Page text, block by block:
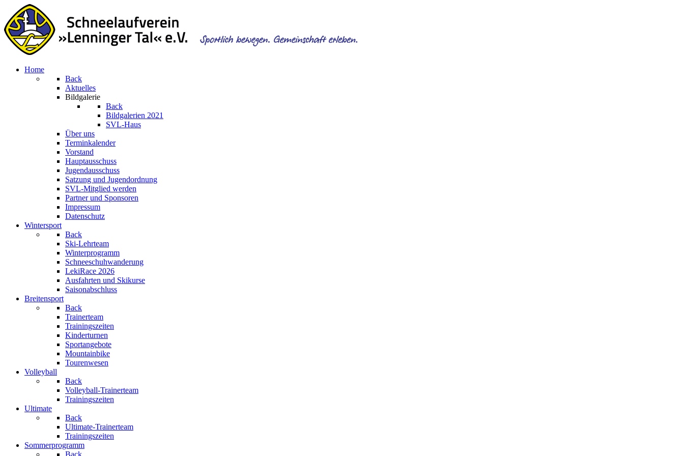
Home
Back
Aktuelles
Bildgalerie
Back
Bildgalerien 2021
SVL-Haus
Über uns
Terminkalender
Vorstand
Hauptausschuss
Jugendausschuss
Satzung und Jugendordnung
SVL-Mitglied werden
Partner und Sponsoren
Impressum
Datenschutz
Wintersport
Back
Ski-Lehrteam
Winterprogramm
Schneeschuhwanderung
LekiRace 2026
Ausfahrten und Skikurse
Saisonabschluss
Breitensport
Back
Trainerteam
Trainingszeiten
Kinderturnen
Sportangebote
Mountainbike
Tourenwesen
Volleyball
Back
Volleyball-Trainerteam
Trainingszeiten
Ultimate
Back
Ultimate-Trainerteam
Trainingszeiten
Sommerprogramm
Back